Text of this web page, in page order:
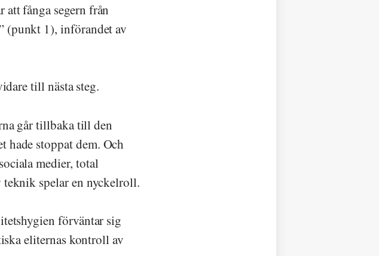
fånga segern från
(punkt 1), införandet av
till nästa steg.
går tillbaka till den
stoppat dem. Och
medier, total
spelar en nyckelroll.
förväntar sig
eliternas kontroll av